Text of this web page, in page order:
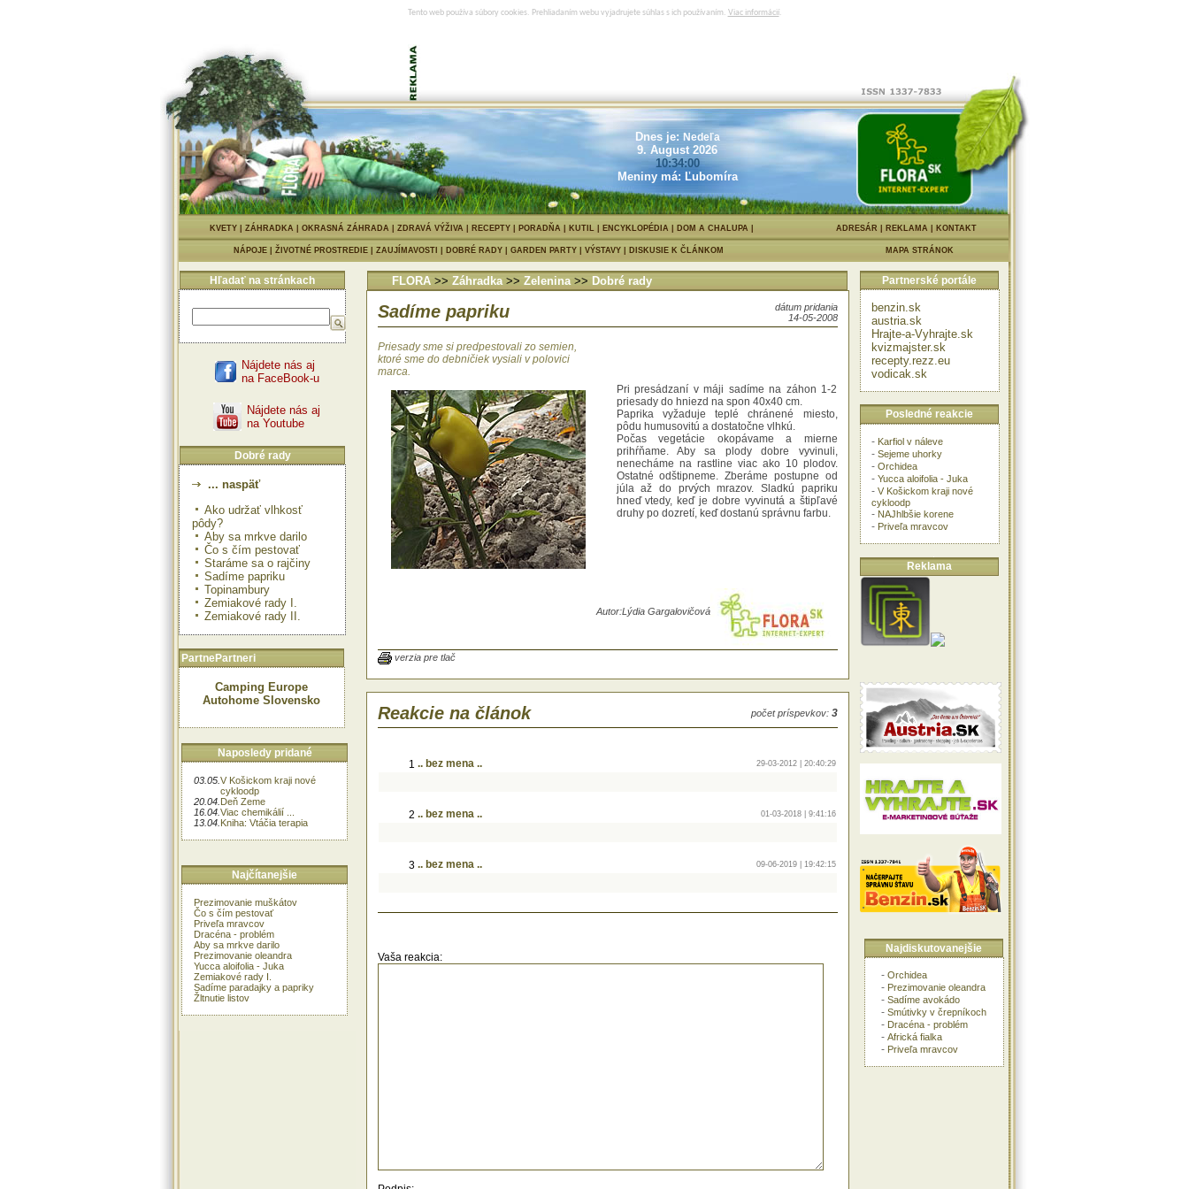
Tento web používa súbory cookies. Prehliadaním webu vyjadrujete súhlas s ich používaním. Viac informácií.
Dnes je: Nedeľa
9. August 2026
10:34:01
Meniny má: Ľubomíra
KVETY ZÁHRADKA OKRASNÁ ZÁHRADA ZDRAVÁ VÝŽIVA RECEPTY PORADŇA KUTIL ENCYKLOPÉDIA DOM A CHALUPA ADRESÁR REKLAMA KONTAKT
NÁPOJE ŽIVOTNÉ PROSTREDIE ZAUJÍMAVOSTI DOBRÉ RADY GARDEN PARTY VÝSTAVY| DISKUSIE K ČLÁNKOM MAPA STRÁNOK
Hľadať na stránkach
Nájdete nás aj
na FaceBook-u
Nájdete nás aj
na Youtube
Dobré rady
... naspäť
Ako udržať vlhkosť
pôdy?
Aby sa mrkve darilo
Čo s čím pestovať
Staráme sa o rajčiny
Sadíme papriku
Topinambury
Zemiakové rady I.
Zemiakové rady II.
PartnePartneri
Camping Europe
Autohome Slovensko
Naposledy pridané
03.05. V Košickom kraji nové
cykloodp
20.04. Deň Zeme
16.04. Viac chemikálií ...
13.04. Kniha: Vtáčia terapia
Najčítanejšie
Prezimovanie muškátov
Čo s čím pestovať
Priveľa mravcov
Dracéna - problém
Aby sa mrkve darilo
Prezimovanie oleandra
Yucca aloifolia - Juka
Zemiakové rady I.
Sadíme paradajky a papriky
Žltnutie listov
FLORA>> Záhradka>> Zelenina>> Dobré rady
Sadíme papriku
dátum pridania
14-05-2008
Priesady sme si predpestovali zo semien,
ktoré sme do debničiek vysiali v polovici
marca.
priesady do hniezd na spon 40x40 cm.
Paprika vyžaduje teplé chránené miesto,
nenecháme na rastline viac ako 10 plodov.
druhy po dozretí, keď dostanú správnu farbu.
Priesady sme si predpestovali zo semien,
ktoré sme do debničiek vysiali v polovici
marca.
Pri presádzaní v máji sadíme na záhon 1-2
priesady do hniezd na spon 40x40 cm.
Paprika vyžaduje teplé chránené miesto,
pôdu humusovitú a dostatočne vlhkú.
Počas vegetácie okopávame a mierne
prihŕňame. Aby sa plody dobre vyvinuli,
nenecháme na rastline viac ako 10 plodov.
Ostatné odštipneme. Zberáme postupne od
júla až do prvých mrazov. Sladkú papriku
hneď vtedy, keď je dobre vyvinutá a štipľavé
druhy po dozretí, keď dostanú správnu farbu.
Autor:Lýdia Gargalovičová
verzia pre tlač
Reakcie na článok počet príspevkov: 3
1 .. bez mena .. 29-03-2012 | 20:40:29
2 .. bez mena .. 01-03-2018 | 9:41:16
3 .. bez mena .. 09-06-2019 | 19:42:15
Vaša reakcia:
Partnerské portále
benzin.sk
austria.sk
Hrajte-a-Vyhrajte.sk
kvizmajster.sk
recepty.rezz.eu
vodicak.sk
Posledné reakcie
- Karfiol v náleve
- Sejeme uhorky
- Orchidea
- Yucca aloifolia - Juka
- V Košickom kraji nové
cykloodp
- NAJhlbšie korene
- Priveľa mravcov
Reklama
Najdiskutovanejšie
- Orchidea
- Prezimovanie oleandra
- Sadíme avokádo
- Smútivky v črepníkoch
- Dracéna - problém
- Africká fialka
- Priveľa mravcov